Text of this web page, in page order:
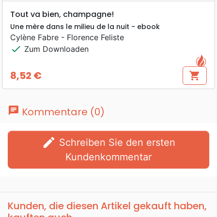
Tout va bien, champagne!
Une mère dans le milieu de la nuit - ebook
Cylène Fabre - Florence Feliste
check Zum Downloaden
Preis
8,52 € shopping_cart
chat Kommentare (0)
edit
Kundenkommentar
Kunden, die diesen Artikel gekauft haben,